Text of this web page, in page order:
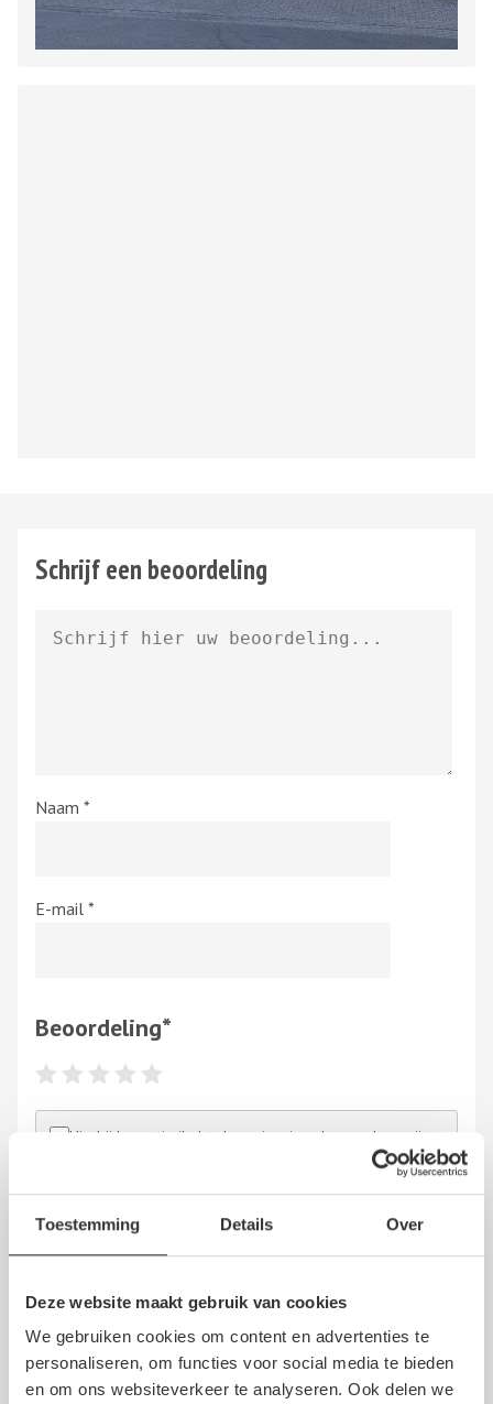
Toestemming Details Over
Deze website maakt gebruik van cookies
We gebruiken cookies om content en advertenties te
personaliseren, om functies voor social media te bieden
en om ons websiteverkeer te analyseren. Ook delen we
Schrijf een beoordeling
Naam *
E-mail *
Beoordeling*
Hierbij bevestig ik dat de review is gebaseerd op mijn
eigen ervaring en ik heb geen vergoeding en/of andere
Op het schrijven van een beoordeling zijn de
algemene
voorwaardenen dedisclaimervan NoQ B.V. van